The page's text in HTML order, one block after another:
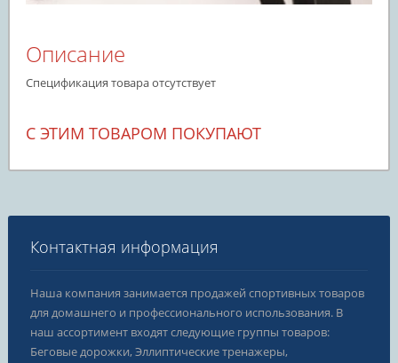
Описание
Спецификация товара отсутствует
С ЭТИМ ТОВАРОМ ПОКУПАЮТ
Контактная информация
Наша компания занимается продажей спортивных товаров
для домашнего и профессионального использования. В
наш ассортимент входят следующие группы товаров:
Беговые дорожки, Эллиптические тренажеры,